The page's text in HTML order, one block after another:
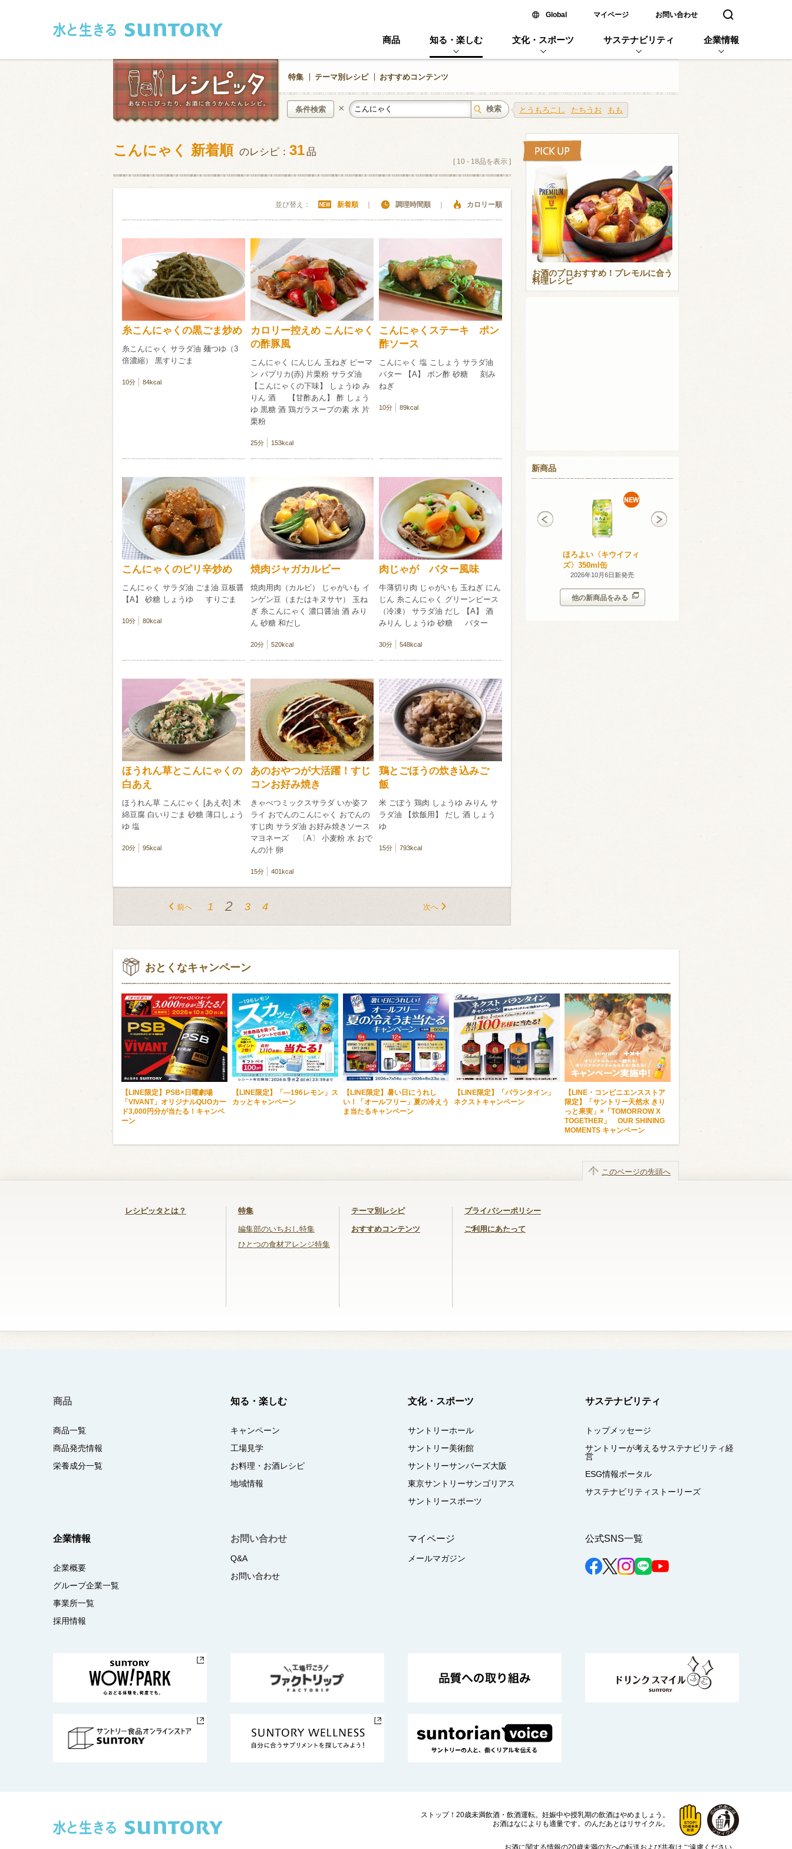
Global新しいウィンドウで開く
マイページ お問い合わせ 検索窓を開く
商品 知る・楽しむ 文化・スポーツ サステナビリティ 企業情報
特集 テーマ別レシピ おすすめコンテンツ
とうもろこし たちうお もも
条件検索 ×
和食 洋食
フレンチ アジア・エスニック その他・創作料理 スイーツ
肉 魚介類 野菜・いも類 きのこ
お米・麺
類・穀物
その他
ビール ハイボール（ウイスキー） ウイスキー・ブランデー 焼酎
赤ワイン 白ワイン
検索
こんにゃく 新着順 のレシピ： 31品
[ 10 - 18品を表示 ]
並び替え： 新着順 調理時間順 カロリー順
糸こんにゃくの黒ごま炒め
糸こんにゃく サラダ油 麺つゆ（3
倍濃縮） 黒すりごま
10分 84kcal
カロリー控えめ こんにゃく
の酢豚風
こんにゃく にんじん 玉ねぎ ピーマ
ン パプリカ(赤) 片栗粉 サラダ油
【こんにゃくの下味】 しょうゆ み
りん 酒 【甘酢あん】 酢 しょう
ゆ 黒糖 酒 鶏ガラスープの素 水 片
栗粉
25分 153kcal
こんにゃくステーキ ポン
酢ソース
こんにゃく 塩 こしょう サラダ油
バター 【A】 ポン酢 砂糖 刻み
ねぎ
10分 89kcal
こんにゃくのピリ辛炒め
こんにゃく サラダ油 ごま油 豆板醤
【A】 砂糖 しょうゆ すりごま
10分 80kcal
焼肉ジャガカルビー
焼肉用肉（カルビ） じゃがいも イ
ンゲン豆（またはキヌサヤ） 玉ね
ぎ 糸こんにゃく 濃口醤油 酒 みり
ん 砂糖 和だし
20分 520kcal
肉じゃが バター風味
牛薄切り肉 じゃがいも 玉ねぎ にん
じん 糸こんにゃく グリーンピース
（冷凍） サラダ油 だし 【A】 酒
みりん しょうゆ 砂糖 バター
30分 548kcal
ほうれん草とこんにゃくの
白あえ
ほうれん草 こんにゃく [あえ衣] 木
綿豆腐 白いりごま 砂糖 薄口しょう
ゆ 塩
20分 95kcal
あのおやつが大活躍！すじ
コンお好み焼き
きゃべつミックスサラダ いか姿フ
ライ おでんのこんにゃく おでんの
すじ肉 サラダ油 お好み焼きソース
マヨネーズ 〔A〕 小麦粉 水 おで
んの汁 卵
15分 401kcal
鶏とごほうの炊き込みご
飯
米 ごぼう 鶏肉 しょうゆ みりん サ
ラダ油 【炊飯用】 だし 酒 しょう
ゆ
15分 793kcal
前へ 次へ
1 2 3 4
お酒のプロおすすめ！プレモルに合う
料理レシピ
新商品
ほろよい〈キウイフィ
ズ〉350ml缶
2026年10月6日新発売
信州富士見町産 甲州
他の新商品をみる
おとくなキャンペーン
【LINE限定】PSB×日曜劇場
「VIVANT」オリジナルQUOカー
ド3,000円分が当たる！キャンペ
ーン
【LINE限定】「―196レモン」ス
カッとキャンペーン
【LINE限定】暑い日にうれし
い！「オールフリー」夏の冷えう
ま当たるキャンペーン
【LINE限定】「バランタイン」
ネクストキャンペーン
【LINE・コンビニエンスストア
限定】「サントリー天然水 きり
っと果実」×「TOMORROW X
TOGETHER」 OUR SHINING
MOMENTS キャンペーン
レシピッタとは？ 特集
編集部のいちおし特集
ひとつの食材アレンジ特集
テーマ別レシピ
おすすめコンテンツ
プライバシーポリシー
ご利用にあたって
このページの先頭へ
商品
商品一覧
商品発売情報
栄養成分一覧
知る・楽しむ
キャンペーン
工場見学
お料理・お酒レシピ
地域情報
文化・スポーツ
サントリーホール
サントリー美術館
サントリーサンバーズ大阪
東京サントリーサンゴリアス
サントリースポーツ
サステナビリティ
トップメッセージ
サントリーが考えるサステナビリティ経
営
ESG情報ポータル
サステナビリティストーリーズ
企業情報
企業概要
グループ企業一覧
事業所一覧
採用情報
お問い合わせ
Q&A
お問い合わせ
マイページ
メールマガジン
公式SNS一覧
ストップ！20歳未満飲酒・飲酒運転。 妊娠中や授乳期の飲酒はやめましょう。
お酒はなによりも適量です。 のんだあとはリサイクル。
お酒に関する情報の20歳未満の方への転送および共有はご遠慮ください。